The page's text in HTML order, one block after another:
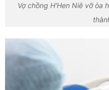
Vợ chồng H'Hen Niê vỡ òa